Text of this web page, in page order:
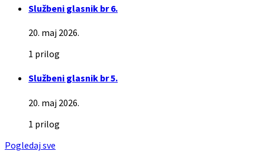
Službeni glasnik br 6.
20. maj 2026.
1 prilog
Službeni glasnik br 5.
20. maj 2026.
1 prilog
Pogledaj sve